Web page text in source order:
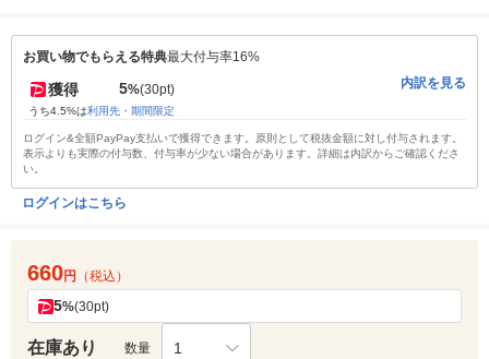
お買い物でもらえる特典最大付与率16%
獲得 5%(30pt)
うち4.5%は利用先・期間限定
内訳を見る
ログイン&全額PayPay支払いで獲得できます。原則として税抜金額に対し付与されます。
表示よりも実際の付与数、付与率が少ない場合があります。詳細は内訳からご確認くださ
い。
ログインはこちら
660円 （税込）
5%(30pt)
在庫あり 数量 1